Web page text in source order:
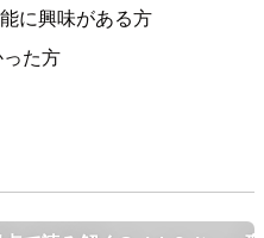
に興味がある方
た方